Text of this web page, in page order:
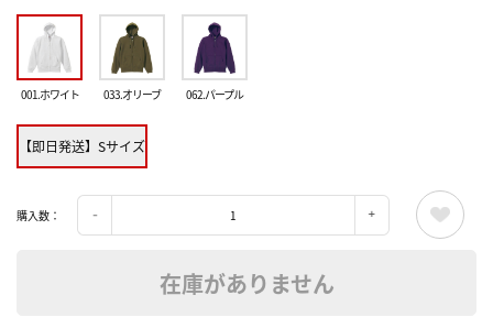
001.ホワイト 033.オリーブ 062.パープル
【即日発送】Sサイズ
購入数：
在庫がありません